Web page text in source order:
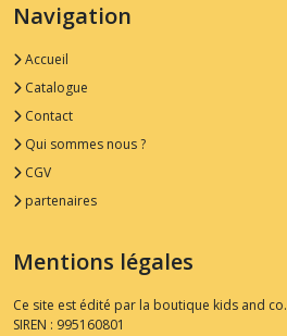
Navigation
Accueil
Catalogue
Contact
Qui sommes nous ?
CGV
partenaires
Mentions légales
Ce site est édité par la boutique kids and co.
SIREN : 995160801